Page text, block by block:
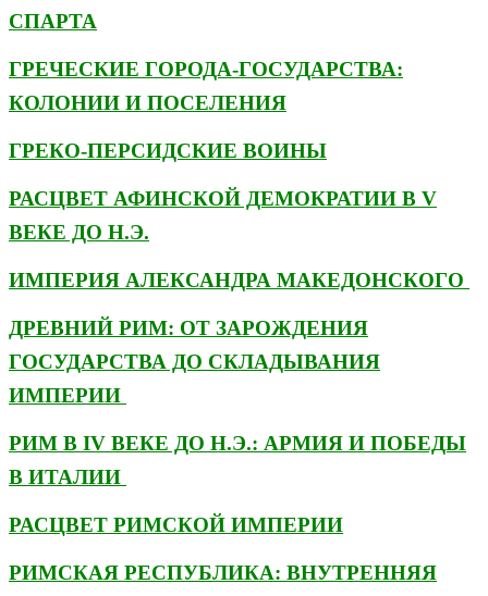
СПАРТА
ГРЕЧЕСКИЕ ГОРОДА-ГОСУДАРСТВА:
КОЛОНИИ И ПОСЕЛЕНИЯ
ГРЕКО-ПЕРСИДСКИЕ ВОИНЫ
РАСЦВЕТ АФИНСКОЙ ДЕМОКРАТИИ В V
ВЕКЕ ДО Н.Э.
ИМПЕРИЯ АЛЕКСАНДРА МАКЕДОНСКОГО
ДРЕВНИЙ РИМ: ОТ ЗАРОЖДЕНИЯ
ГОСУДАРСТВА ДО СКЛАДЫВАНИЯ
ИМПЕРИИ
РИМ В IV ВЕКЕ ДО Н.Э.: АРМИЯ И ПОБЕДЫ
В ИТАЛИИ
РАСЦВЕТ РИМСКОЙ ИМПЕРИИ
РИМСКАЯ РЕСПУБЛИКА: ВНУТРЕННЯЯ